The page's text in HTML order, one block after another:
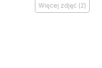
Więcej zdjęć (2)